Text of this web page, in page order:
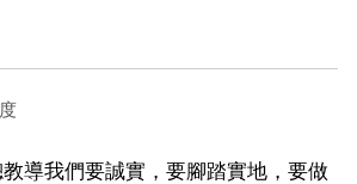
導我們要誠實，要腳踏實地，要做